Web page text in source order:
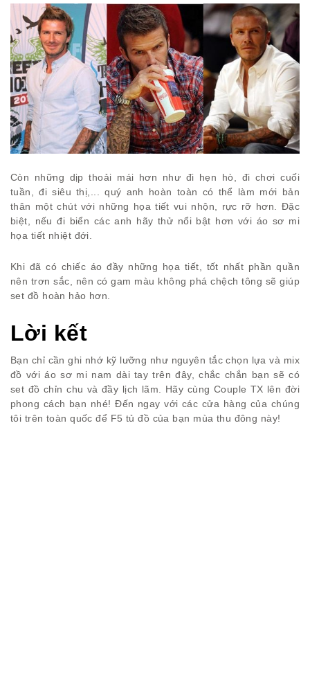
Còn những dịp thoải mái hơn như đi hẹn hò, đi chơi cuối
tuần, đi siêu thị,... quý anh hoàn toàn có thể làm mới bản
thân một chút với những họa tiết vui nhộn, rực rỡ hơn. Đặc
biệt, nếu đi biển các anh hãy thử nổi bật hơn với áo sơ mi
họa tiết nhiệt đới.
Khi đã có chiếc áo đầy những họa tiết, tốt nhất phần quần
nên trơn sắc, nên có gam màu không phá chệch tông sẽ giúp
set đồ hoàn hảo hơn.
Lời kết
Bạn chỉ cần ghi nhớ kỹ lưỡng như nguyên tắc chọn lựa và mix
đồ với áo sơ mi nam dài tay trên đây, chắc chắn bạn sẽ có
set đồ chỉn chu và đầy lịch lãm. Hãy cùng Couple TX lên đời
phong cách bạn nhé! Đến ngay với các cửa hàng của chúng
tôi trên toàn quốc để F5 tủ đồ của bạn mùa thu đông này!